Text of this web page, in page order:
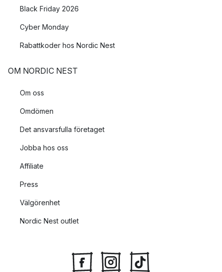
Black Friday 2026
Cyber Monday
Rabattkoder hos Nordic Nest
OM NORDIC NEST
Om oss
Omdömen
Det ansvarsfulla företaget
Jobba hos oss
Affiliate
Press
Välgörenhet
Nordic Nest outlet